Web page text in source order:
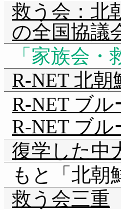
救う会：北
の全国協議
家族会・
R-NET 北朝
R-NET ブ
R-NET ブ
復学した中
もと「北朝
救う会三重